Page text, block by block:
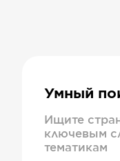
Умный
Ищите
ключевым
тематикам